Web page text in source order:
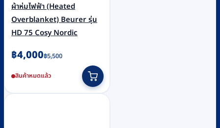
ผ้าห่มไฟฟ้า (Heated
Overblanket) Beurer รุ่น
HD 75 Cosy Nordic
฿5,500
Original
was:
฿5,500.
฿4,000
Current
is:
฿4,000.
สินค้าหมดแล้ว